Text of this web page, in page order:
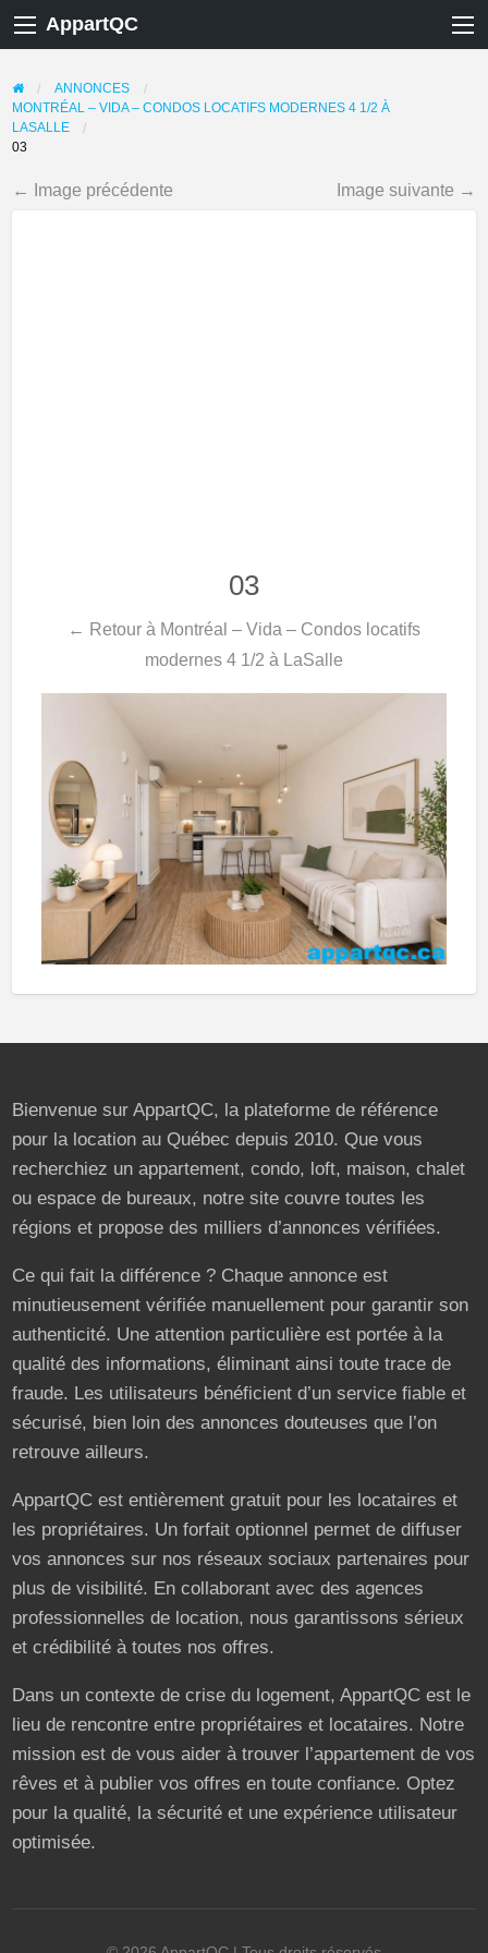
AppartQC
ANNONCES
MONTRÉAL – VIDA – CONDOS LOCATIFS MODERNES 4 1/2 À
LASALLE
03
← Image précédente Image suivante →
03
← Retour à Montréal – Vida – Condos locatifs
modernes 4 1/2 à LaSalle
Bienvenue sur AppartQC, la plateforme de référence
pour la location au Québec depuis 2010. Que vous
recherchiez un appartement, condo, loft, maison, chalet
ou espace de bureaux, notre site couvre toutes les
régions et propose des milliers d’annonces vérifiées.
Ce qui fait la différence ? Chaque annonce est
minutieusement vérifiée manuellement pour garantir son
authenticité. Une attention particulière est portée à la
qualité des informations, éliminant ainsi toute trace de
fraude. Les utilisateurs bénéficient d’un service fiable et
sécurisé, bien loin des annonces douteuses que l’on
retrouve ailleurs.
AppartQC est entièrement gratuit pour les locataires et
les propriétaires. Un forfait optionnel permet de diffuser
vos annonces sur nos réseaux sociaux partenaires pour
plus de visibilité. En collaborant avec des agences
professionnelles de location, nous garantissons sérieux
et crédibilité à toutes nos offres.
Dans un contexte de crise du logement, AppartQC est le
lieu de rencontre entre propriétaires et locataires. Notre
mission est de vous aider à trouver l’appartement de vos
rêves et à publier vos offres en toute confiance. Optez
pour la qualité, la sécurité et une expérience utilisateur
optimisée.